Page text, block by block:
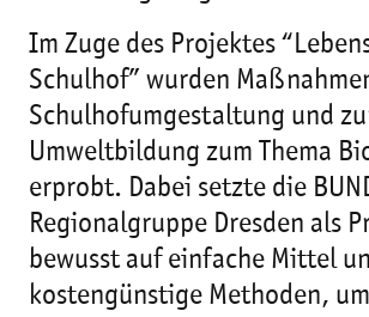
Im Zuge des Projektes
Schulhof” wurden
Schulhofumgestaltung und
Umweltbildung zum Thema
erprobt. Dabei setzte die
Regionalgruppe Dresden als
bewusst auf einfache Mittel
kostengünstige Methoden,